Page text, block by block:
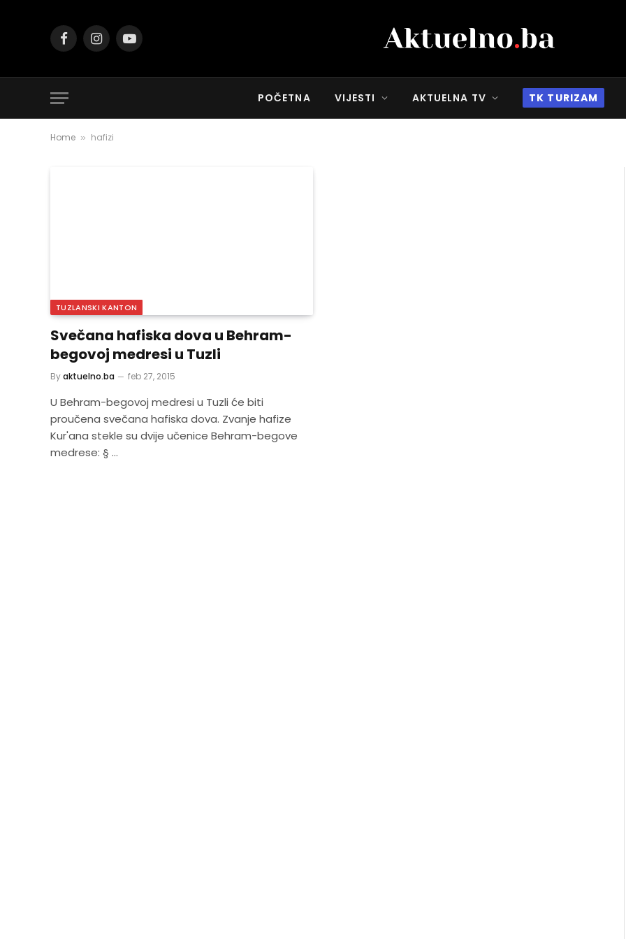
FacebookInstagramYouTube
POČETNA VIJESTI AKTUELNA TV TK TURIZAM
Home » hafizi
TUZLANSKI KANTON
Svečana hafiska dova u Behram-
begovoj medresi u Tuzli
Byaktuelno.ba feb 27, 2015
U Behram-begovoj medresi u Tuzli će biti
proučena svečana hafiska dova. Zvanje hafize
Kur'ana stekle su dvije učenice Behram-begove
medrese: § …